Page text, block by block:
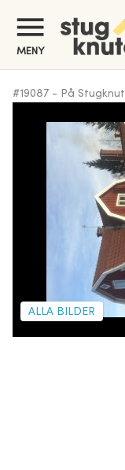
MENY
#19087 - På
ALLA BILDER